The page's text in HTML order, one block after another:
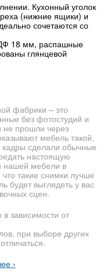
Кухонный уголок
(нижние ящики) и
сочетаются со
18 мм, распашные
глянцевой
фабрики – это
без фотостудий и
прошли через
мебель такой,
кадры сделали обычные
настоящую
нашей мебели в
такие снимки лучше
будет выглядеть у вас
сцен.
зависимости от
при выборе других
›